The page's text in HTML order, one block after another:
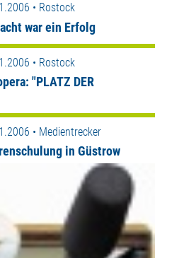
• Rostock
war ein Erfolg
• Rostock
"PLATZ DER
• Medientrecker
in Güstrow